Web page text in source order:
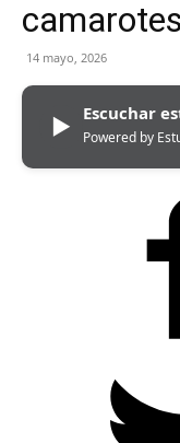
camarotes
14 mayo, 2026
▶ Escuchar
Powered by